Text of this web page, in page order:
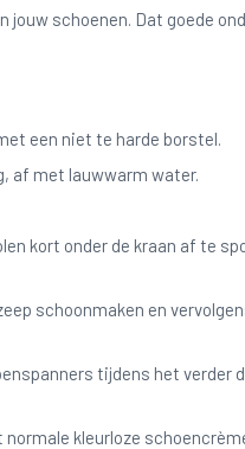
jouw schoenen. Dat goede
een niet te harde borstel.
af met lauwwarm water.
kort onder de kraan af te
schoonmaken en
tijdens het verder
kleurloze